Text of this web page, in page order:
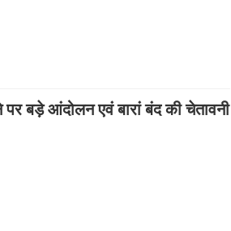
बड़े आंदोलन एवं बारां बंद की चेतावनी